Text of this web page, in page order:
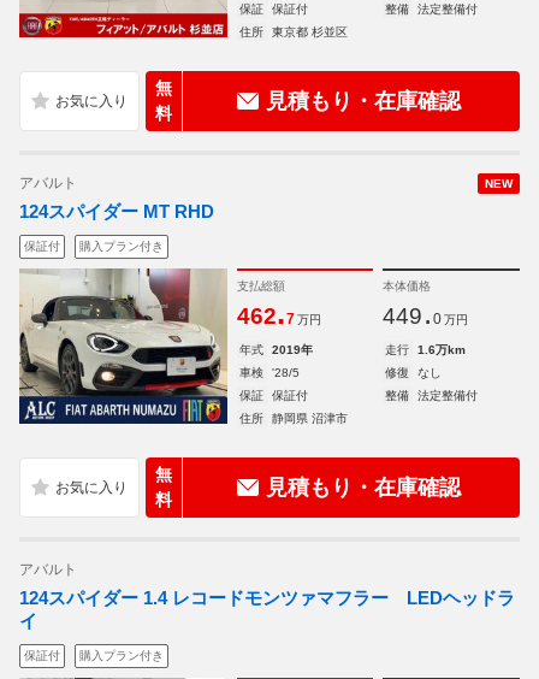
保証
保証付 整備
法定整備付
住所
東京都 杉並区
無
料
見積もり・在庫確認
NEW
アバルト
124スパイダー MT RHD
保証付 購入プラン付き
支払総額
462.7 万円
本体価格
449. 0 万円
年式 2019年 走行
1.6万km
車検
'28/5 修復
なし
保証
保証付 整備
法定整備付
住所
静岡県 沼津市
無
料
見積もり・在庫確認
アバルト
124スパイダー 1.4 レコードモンツァマフラー LEDヘッドラ
イ
保証付 購入プラン付き